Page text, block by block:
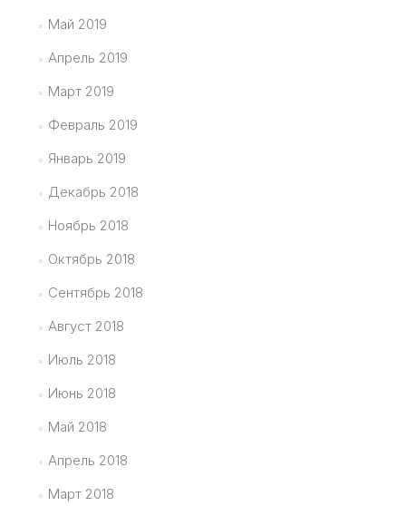
Май 2019
Апрель 2019
Март 2019
Февраль 2019
Январь 2019
Декабрь 2018
Ноябрь 2018
Октябрь 2018
Сентябрь 2018
Август 2018
Июль 2018
Июнь 2018
Май 2018
Апрель 2018
Март 2018